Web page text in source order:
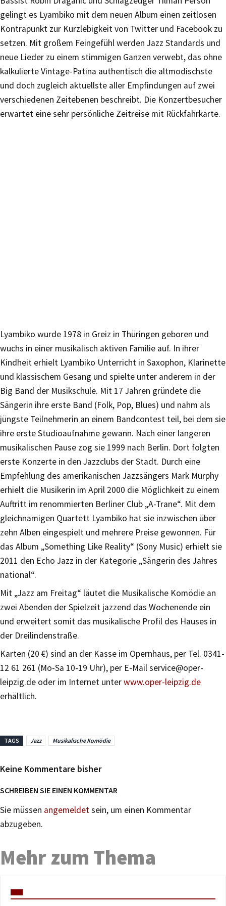
gelingt es Lyambiko mit dem neuen Album einen zeitlosen
Kontrapunkt zur Kurzlebigkeit von Twitter und Facebook zu
setzen. Mit großem Feingefühl werden Jazz Standards und
neue Lieder zu einem stimmigen Ganzen verwebt, das ohne
kalkulierte Vintage-Patina authentisch die altmodischste
und doch zugleich aktuellste aller Empfindungen auf zwei
verschiedenen Zeitebenen beschreibt. Die Konzertbesucher
erwartet eine sehr persönliche Zeitreise mit Rückfahrkarte.
Lyambiko wurde 1978 in Greiz in Thüringen geboren und
wuchs in einer musikalisch aktiven Familie auf. In ihrer
Kindheit erhielt Lyambiko Unterricht in Saxophon, Klarinette
und klassischem Gesang und spielte unter anderem in der
Big Band der Musikschule. Mit 17 Jahren gründete die
Sängerin ihre erste Band (Folk, Pop, Blues) und nahm als
jüngste Teilnehmerin an einem Bandcontest teil, bei dem sie
ihre erste Studioaufnahme gewann. Nach einer längeren
musikalischen Pause zog sie 1999 nach Berlin. Dort folgten
erste Konzerte in den Jazzclubs der Stadt. Durch eine
Empfehlung des amerikanischen Jazzsängers Mark Murphy
erhielt die Musikerin im April 2000 die Möglichkeit zu einem
Auftritt im renommierten Berliner Club „A-Trane“. Mit dem
gleichnamigen Quartett Lyambiko hat sie inzwischen über
zehn Alben eingespielt und mehrere Preise gewonnen. Für
das Album „Something Like Reality“ (Sony Music) erhielt sie
2011 den Echo Jazz in der Kategorie „Sängerin des Jahres
national“.
Mit „Jazz am Freitag“ läutet die Musikalische Komödie an
zwei Abenden der Spielzeit jazzend das Wochenende ein
und erweitert somit das musikalische Profil des Hauses in
der Dreilindenstraße.
Karten (20 €) sind an der Kasse im Opernhaus, per Tel. 0341-
12 61 261 (Mo-Sa 10-19 Uhr), per E-Mail service@oper-
leipzig.de oder im Internet unterwww.oper-leipzig.de
erhältlich.
TAGS Jazz Musikalische Komödie
Keine Kommentare bisher
SCHREIBEN SIE EINEN KOMMENTAR
Sie müssen angemeldetsein, um einen Kommentar
abzugeben.
Mehr zum Thema